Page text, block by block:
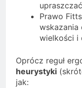
Prawo
wskazania
wielkości i
Oprócz reguł
heurystyki
jak: